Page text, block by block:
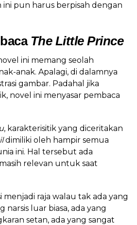
ini pun harus berpisah dengan
The Little Prince
ini memang seolah
anak. Apalagi, di dalamnya
gambar. Padahal jika
novel ini menyasar pembaca
, karakterisitik yang diceritakan
dimiliki oleh hampir semua
ini. Hal tersebut ada
relevan untuk saat
menjadi raja walau tak ada yang
narsis luar biasa, ada yang
setan, ada yang sangat